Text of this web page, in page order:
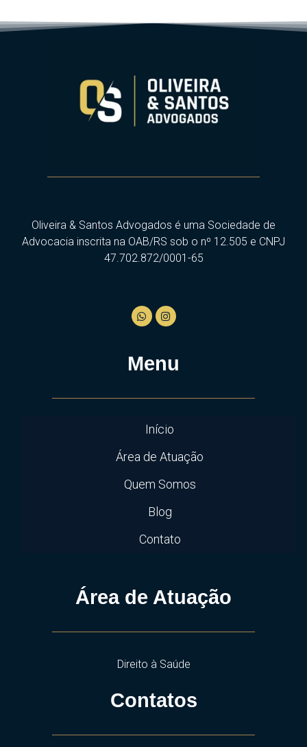
Oliveira & Santos Advogados é uma Sociedade de
Advocacia inscrita na OAB/RS sob o nº 12.505 e CNPJ
47.702.872/0001-65
Menu
Início
Área de Atuação
Quem Somos
Blog
Contato
Área de Atuação
Direito à Saúde
Contatos